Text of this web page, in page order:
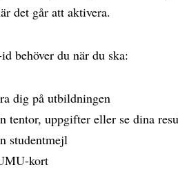
det går att aktivera.
behöver du när du ska:
dig på utbildningen
tentor, uppgifter eller se dina
studentmejl
kort